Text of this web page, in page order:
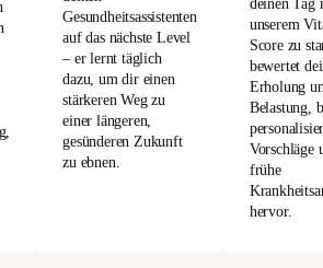
Gesundheitsassistenten
auf das nächste Level
– er lernt täglich
dazu, um dir einen
stärkeren Weg zu
einer längeren,
gesünderen Zukunft
zu ebnen.
deinen Tag
unserem
Score zu
bewertet
Erholung
Belastung,
Vorschläge
frühe
hervor.